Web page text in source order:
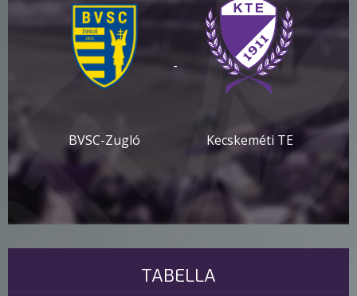
BVSC-Zugló
-
Kecskeméti TE
TABELLA